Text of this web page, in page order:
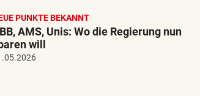
PUNKTE BEKANNT
AMS, Unis: Wo die Regierung nun
will